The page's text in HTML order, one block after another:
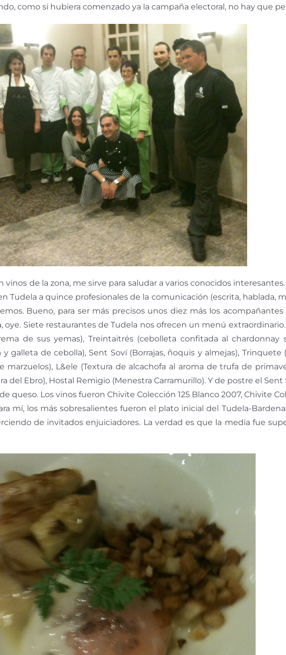
como si hubiera comenzado ya la campaña electoral, no hay que
de la zona, me sirve para saludar a varios conocidos
Tudela a quince profesionales de la comunicación (escrita, hablada,
Bueno, para ser más precisos unos diez más los
Siete restaurantes de Tudela nos ofrecen un menú
de sus yemas), Treintaitrés (cebolleta confitada al chardonnay
galleta de cebolla), Sent Soví (Borrajas, ñoquis y almejas), Trinquete
marzuelos), L&ele (Textura de alcachofa al aroma de trufa de
del Ebro), Hostal Remigio (Menestra Carramurillo). Y de postre el
queso. Los vinos fueron Chivite Colección 125 Blanco 2007, Chivite
mí, los más sobresalientes fueron el plato inicial del Tudela-
de invitados enjuiciadores. La verdad es que la media fue